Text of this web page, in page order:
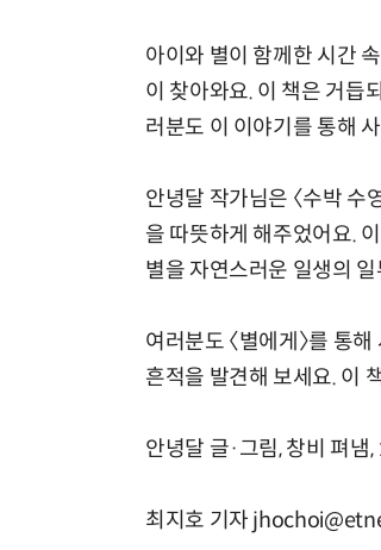
아이와 별이 함께한 시간
이 찾아와요. 이 책은 거듭
러분도 이 이야기를 통해
안녕달 작가님은 〈수박 수
을 따뜻하게 해주었어요.
별을 자연스러운 일생의
여러분도 〈별에게〉를 통
흔적을 발견해 보세요. 이
안녕달 글·그림, 창비 펴
최지호 기자